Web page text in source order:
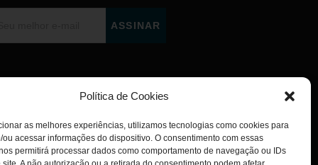
Política de Cookies
as melhores experiências, utilizamos tecnologias como cookies para
ou acessar informações do dispositivo. O consentimento com essas
permitirá processar dados como comportamento de navegação ou IDs
ASSINAR